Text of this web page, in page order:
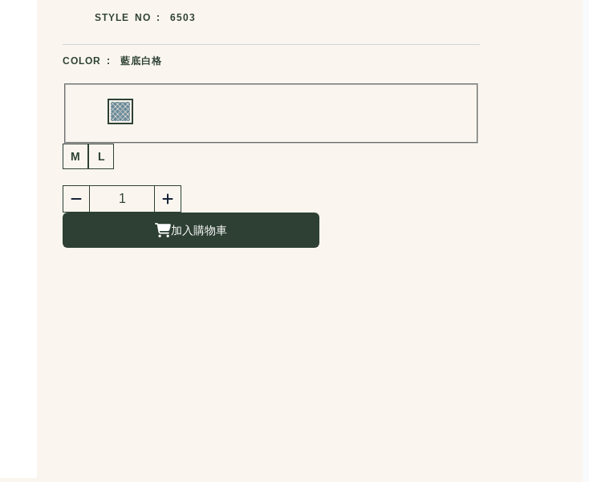
商品編號
STYLE NO : 6503
商品顏色選擇
COLOR : 藍底白格
Choose a color
商品尺寸選擇
M L
商品購買數量
加入購物車